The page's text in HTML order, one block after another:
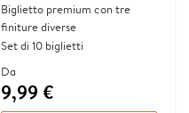
Biglietto premium con tre
finiture diverse
Set di 10 biglietti
Da
9,99 €